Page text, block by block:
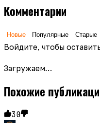
Комментарии
Новые Популярные Старые
Войдите, чтобы
Загружаем…
Похожие
30